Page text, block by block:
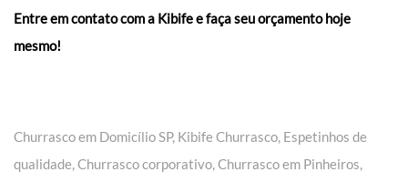
Entre em contato com a Kibife e faça seu orçamento hoje
mesmo!
Churrasco em Domicílio SP, Kibife Churrasco, Espetinhos de
qualidade, Churrasco corporativo, Churrasco em Pinheiros,